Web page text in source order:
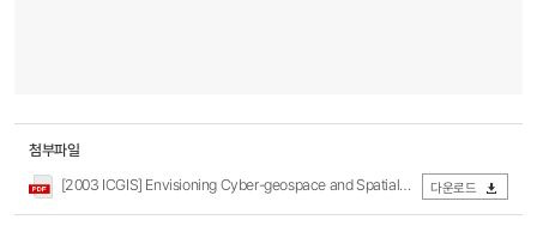
첨부파일
[2003 ICGIS] Envisioning Cyber-geospace and Spatially Enabled e-Government.PDF
다운로드